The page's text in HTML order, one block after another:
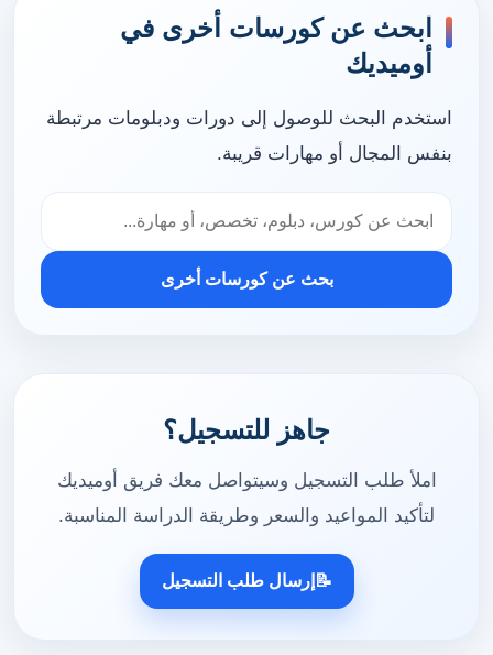
ابحث عن كورسات أخرى في
أوميديك
استخدم البحث للوصول إلى دورات ودبلومات مرتبطة
بنفس المجال أو مهارات قريبة.
بحث عن كورسات أخرى
جاهز للتسجيل؟
املأ طلب التسجيل وسيتواصل معك فريق أوميديك
لتأكيد المواعيد والسعر وطريقة الدراسة المناسبة.
📝 إرسال طلب التسجيل